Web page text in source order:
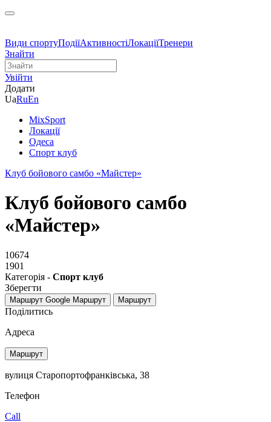
Види спортуПодіїАктивностіЛокаціїТренери
Знайти
Увійти
Додати
UaRuEn
MixSport
Локації
Одеса
Спорт клуб
Клуб бойового самбо «Майстер»
Клуб бойового самбо
«Майстер»
10674
1901
Категорія - Спорт клуб
Зберегти
Маршрут Google Маршрут Маршрут
Поділитись
Адреса
Маршрут
вулиця Старопортофранківська, 38
Телефон
Call